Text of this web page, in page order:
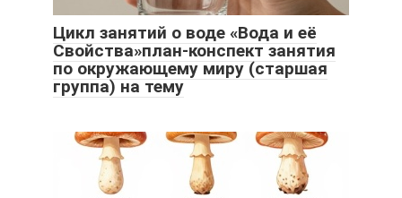
Цикл занятий о воде «Вода и её
Свойства»план-конспект занятия
по окружающему миру (старшая
группа) на тему